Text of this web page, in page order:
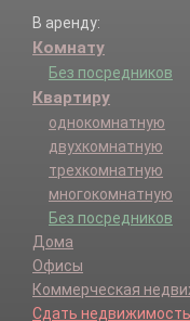
В аренду:
Комнату
Без посредников
Квартиру
однокомнатную
двухкомнатную
трехкомнатную
многокомнатную
Без посредников
Дома
Офисы
Коммерческая
Сдать недвижимость